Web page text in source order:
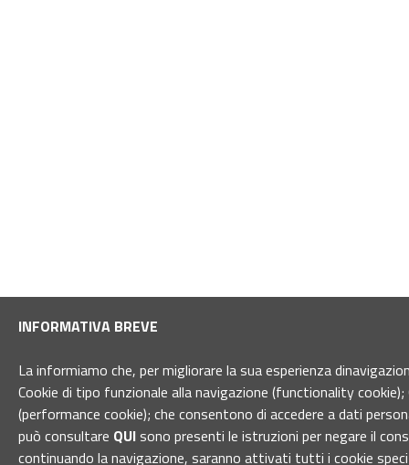
INFORMATIVA BREVE
La informiamo che, per migliorare la sua esperienza
Cookie di tipo funzionale alla navigazione (functionality
(performance cookie); che consentono di accedere a dati
può consultare QUIsono presenti le istruzioni per negare il
continuando la navigazione, saranno attivati tutti i cookie